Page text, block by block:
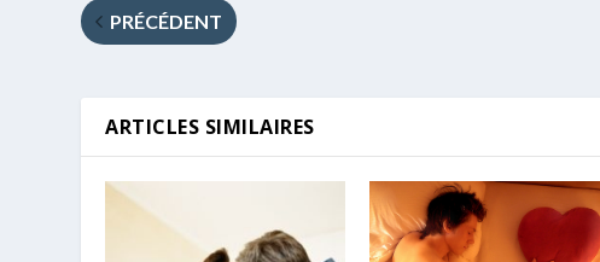
PRÉCÉDENT
ARTICLES SIMILAIRES